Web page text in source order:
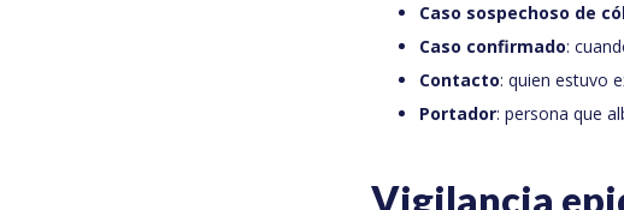
Caso sospechoso de
Caso confirmado:
Contacto: quien estuvo
Portador: persona que
Vigilancia